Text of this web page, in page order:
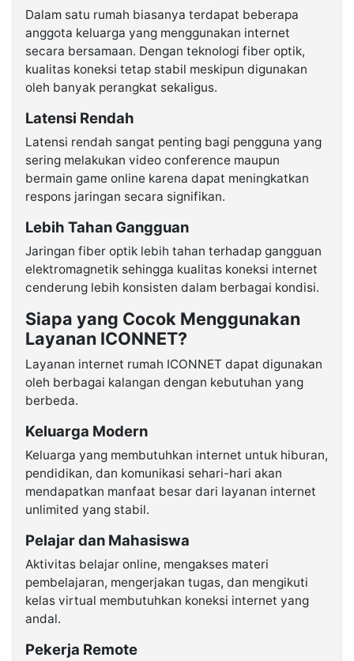
Dalam satu rumah biasanya terdapat beberapa
anggota keluarga yang menggunakan internet
secara bersamaan. Dengan teknologi fiber optik,
kualitas koneksi tetap stabil meskipun digunakan
oleh banyak perangkat sekaligus.
Latensi Rendah
Latensi rendah sangat penting bagi pengguna yang
sering melakukan video conference maupun
bermain game online karena dapat meningkatkan
respons jaringan secara signifikan.
Lebih Tahan Gangguan
Jaringan fiber optik lebih tahan terhadap gangguan
elektromagnetik sehingga kualitas koneksi internet
cenderung lebih konsisten dalam berbagai kondisi.
Siapa yang Cocok Menggunakan
Layanan ICONNET?
Layanan internet rumah ICONNET dapat digunakan
oleh berbagai kalangan dengan kebutuhan yang
berbeda.
Keluarga Modern
Keluarga yang membutuhkan internet untuk hiburan,
pendidikan, dan komunikasi sehari-hari akan
mendapatkan manfaat besar dari layanan internet
unlimited yang stabil.
Pelajar dan Mahasiswa
Aktivitas belajar online, mengakses materi
pembelajaran, mengerjakan tugas, dan mengikuti
kelas virtual membutuhkan koneksi internet yang
andal.
Pekerja Remote